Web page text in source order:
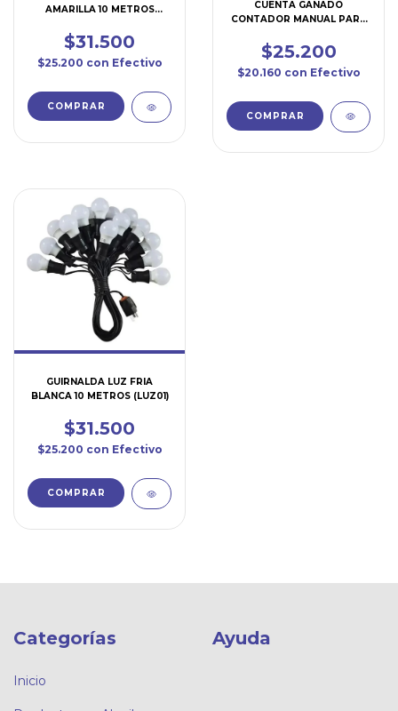
AMARILLA 10 METROS
$31.500
$25.200 con Efectivo
CUENTA GANADO
CONTADOR MANUAL PARA
$25.200
$20.160 con Efectivo
GUIRNALDA LUZ FRIA
BLANCA 10 METROS (LUZ01)
$31.500
$25.200 con Efectivo
Categorías
Inicio
Ayuda